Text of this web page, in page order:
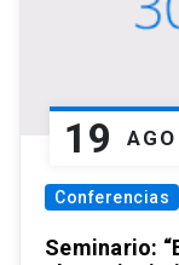
19 AGO
Conferencias
Seminario: